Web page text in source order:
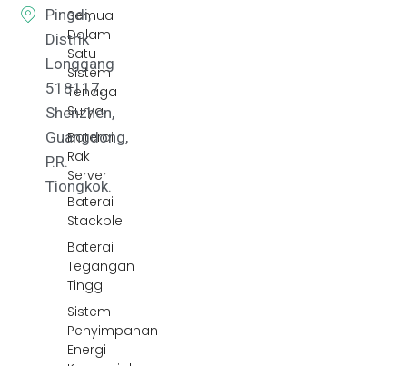
Semua
Dalam
Satu
Sistem
Tenaga
Surya
Baterai
Rak
Server
Baterai
Stackble
Baterai
Tegangan
Tinggi
Sistem
Penyimpanan
Energi
Pingdi,
Distrik
Longgang
518117,
Shenzhen,
Guangdong,
P.R.
Tiongkok.